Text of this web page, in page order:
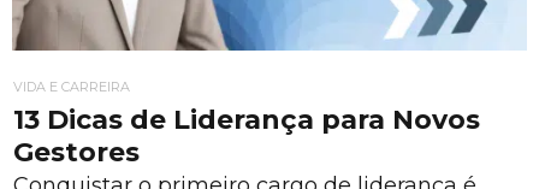
VIDA E CARREIRA
13 Dicas de Liderança para Novos
Gestores